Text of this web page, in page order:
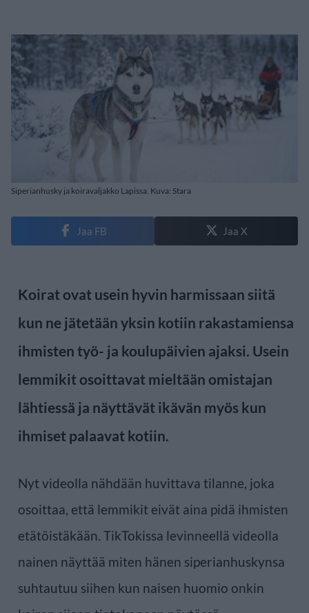
Siperianhusky ja koiravaljakko Lapissa. Kuva: Stara
Jaa FB Jaa X
Koirat ovat usein hyvin harmissaan siitä
kun ne jätetään yksin kotiin rakastamiensa
ihmisten työ- ja koulupäivien ajaksi. Usein
lemmikit osoittavat mieltään omistajan
lähtiessä ja näyttävät ikävän myös kun
ihmiset palaavat kotiin.
Nyt videolla nähdään huvittava tilanne, joka
osoittaa, että lemmikit eivät aina pidä ihmisten
etätöistäkään. TikTokissa levinneellä videolla
nainen näyttää miten hänen siperianhuskynsa
suhtautuu siihen kun naisen huomio onkin